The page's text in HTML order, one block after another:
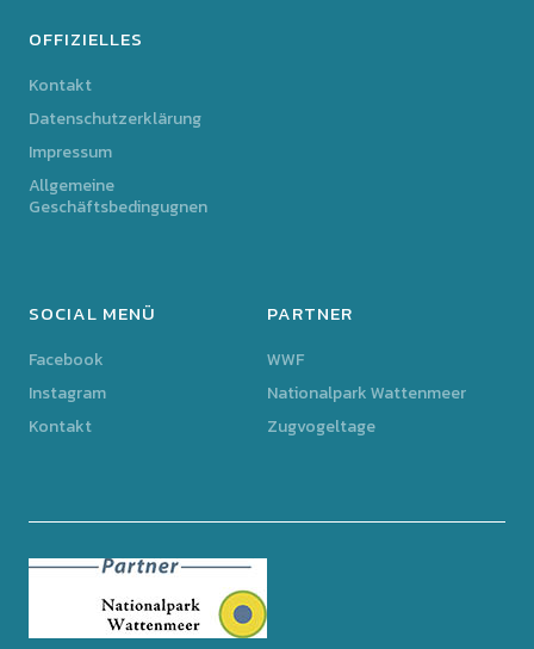
OFFIZIELLES
Kontakt
Datenschutzerklärung
Impressum
Allgemeine
Geschäftsbedingugnen
SOCIAL MENÜ
Facebook
Instagram
Kontakt
PARTNER
WWF
Nationalpark Wattenmeer
Zugvogeltage